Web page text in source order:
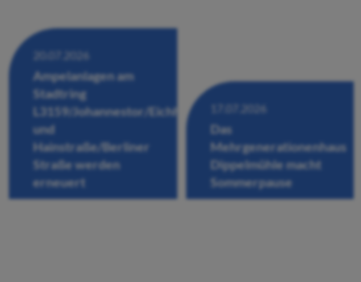
20.07.2026
Ampelanlagen am
Stadtring
L3159/Johannestor/Eichhofstraße/Fuldastraße
und
Hainstraße/Berliner
Straße werden
erneuert
17.07.2026
Das
Mehrgenerationenhaus
Dippelmühle macht
Sommerpause